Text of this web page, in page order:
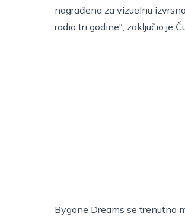
nagrađena za vizuelnu
radio tri godine", zaključio je
Bygone Dreams se trenutno